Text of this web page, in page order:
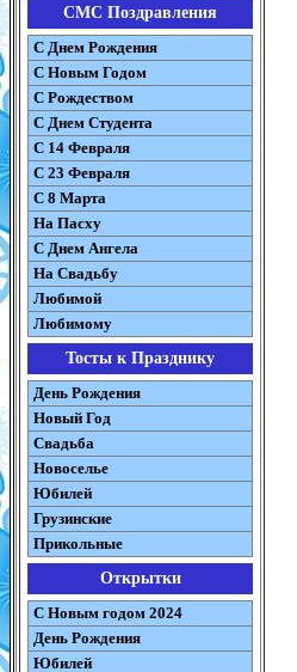
СМС Поздравления
С Днем Рождения
С Новым Годом
С Рождеством
C Днем Студента
С 14 Февраля
С 23 Февраля
С 8 Марта
На Пасху
C Днем Ангела
На Свадьбу
Любимой
Любимому
Тосты к Празднику
День Рождения
Новый Год
Свадьба
Новоселье
Юбилей
Грузинские
Прикольные
Открытки
С Новым годом 2024
День Рождения
Юбилей